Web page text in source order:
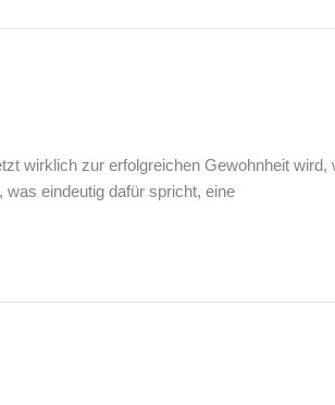
wirklich zur erfolgreichen Gewohnheit wird,
eindeutig dafür spricht, eine